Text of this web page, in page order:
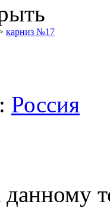
карниз №17
Россия